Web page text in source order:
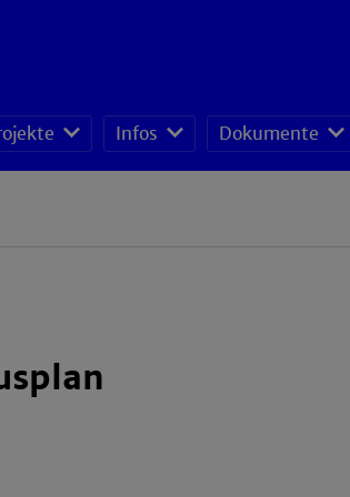
Infos Dokumente